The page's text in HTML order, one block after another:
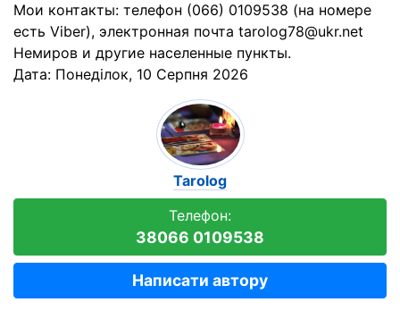
Мои контакты: телефон (066) 0109538 (на номере
есть Viber), электронная почта tarolog78@ukr.net
Немиров и другие населенные пункты.
Дата: Понеділок, 10 Серпня 2026
Tarolog
Телефон:
38066 0109538
Написати автору